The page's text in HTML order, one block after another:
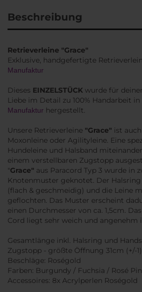
Beschreibung
Retrieverleine "Grace"
Exklusive, handgefertigte
Manufaktur
Dieses EINZELSTÜCK wurde für
Liebe im Detail zu 100% Handarbeit in
Manufaktur hergestellt.
Unsere Retrieverleine "Grace" ist
Moxonleine oder Agilityleine. Eine
Hundeleine und Halsband
einem verstellbaren Zugstopp
"Grace" aus Paracord Typ 3 wurde in
Knotenmuster geknotet. Der Halsring
(flach & geschmeidig) und die Leine
geflochten. Das Muster erscheint
einen Durchmesser von ca. 1,5cm.
Cord liegt sehr weich und angenehm
Gesamtlänge inkl. Halsring und
Zugstopp - größte Öffnung 31cm (+/-1)
Beschläge: Roségold
Farben: Burgundy / Fuchsia / Rosé
Accessoires: 8x Acrylperlen Roségold